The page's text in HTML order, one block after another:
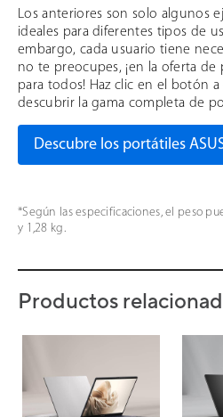
Los anteriores son solo algunos
ideales para diferentes tipos de
embargo, cada usuario tiene
no te preocupes, ¡en la oferta de
para todos! Haz clic en el botón
descubrir la gama completa de
Descubre los portátiles
*Según las especificaciones, el peso
y 1,28 kg.
Productos